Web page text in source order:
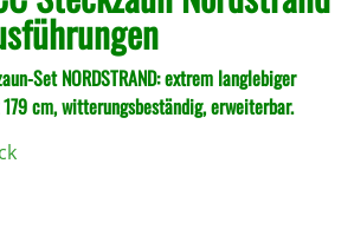
Set NORDSTRAND: extrem langlebiger
cm, witterungsbeständig, erweiterbar.